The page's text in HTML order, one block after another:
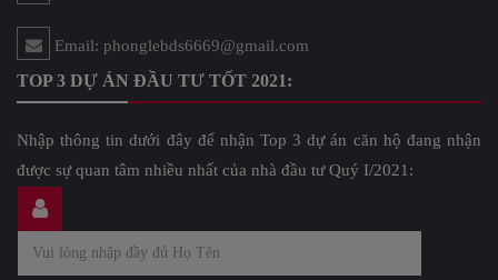
Email: phonglebds6669@gmail.com
TOP 3 DỰ ÁN ĐẦU TƯ TỐT 2021:
Nhập thông tin dưới đây để nhận Top 3 dự án căn hộ đang nhận
được sự quan tâm nhiều nhất của nhà đầu tư Quý I/2021: